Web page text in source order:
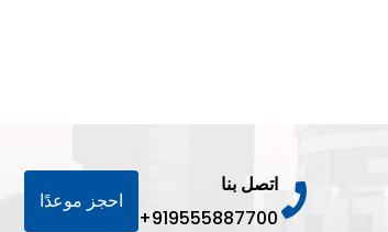
اتصل بنا
+919555887700
احجز موعدًا